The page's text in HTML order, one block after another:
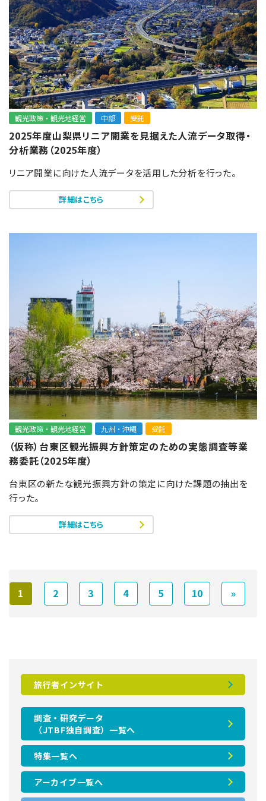
観光政策・観光地経営 中部 受託
2025年度山梨県リニア開業を見据えた人流データ取得・
分析業務（2025年度）
リニア開業に向けた人流データを活用した分析を行った。
詳細はこちら
観光政策・観光地経営 九州・沖縄 受託
（仮称）台東区観光振興方針策定のための実態調査等業
務委託（2025年度）
台東区の新たな観光振興方針の策定に向けた課題の抽出を
行った。
詳細はこちら
1 2 3 4 5 10 »
旅行者インサイト
調査・研究データ
（JTBF独自調査）一覧へ
特集一覧へ
アーカイブ一覧へ